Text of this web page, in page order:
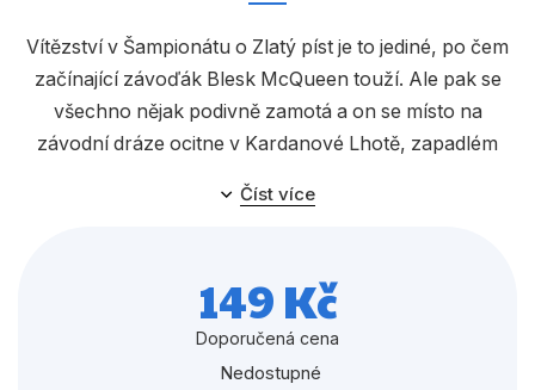
Křížovky
Kuchařky
Počítače
Příroda a zahrada
Vítězství v Šampionátu o Zlatý píst je to jediné, po čem
začínající závoďák Blesk McQueen touží. Ale pak se
všechno nějak podivně zamotá a on se místo na
závodní dráze ocitne v Kardanové Lhotě, zapadlém
život nejsou jen závody a že v něm nevyhrává ten, kdo
Číst více
149 Kč
Doporučená cena
Nedostupné